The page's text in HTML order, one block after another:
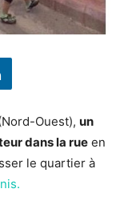
Ouest), un
dans la rue en
le quartier à